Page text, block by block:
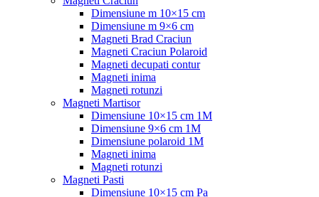
Dimensiune m 10×15 cm
Dimensiune m 9×6 cm
Magneti Brad Craciun
Magneti Craciun Polaroid
Magneti decupati contur
Magneti inima
Magneti rotunzi
Magneti Martisor
Dimensiune 10×15 cm 1M
Dimensiune 9×6 cm 1M
Dimensiune polaroid 1M
Magneti inima
Magneti rotunzi
Magneti Pasti
Dimensiune 10×15 cm Pa